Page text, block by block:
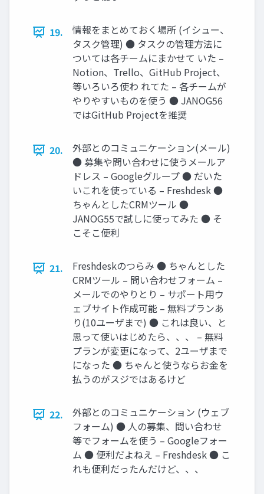
19.
情報をまとめておく場所 (イシュー、
タスク管理) ● タスクの管理方法に
ついては各チームにまかせて いた –
Notion、Trello、GitHub Project、
等いろいろ使わ れてた – 各チームが
やりやすいものを使う ● JANOG56
ではGitHub Projectを推奨
20.
外部とのコミュニケーション(メール)
● 募集や問い合わせに使うメールア
ドレス – Googleグループ ● だいた
いこれを使っている – Freshdesk ●
ちゃんとしたCRMツール ●
JANOG55で試しに使ってみた ● そ
こそこ便利
21.
Freshdeskのつらみ ● ちゃんとした
CRMツール – 問い合わせフォーム –
メールでのやりとり – サポート用ウ
ェブサイト作成可能 – 無料プランあ
り(10ユーザまで) ● これは良い、と
思って使いはじめたら、、、 – 無料
プランが変更になって、2ユーザまで
になった ● ちゃんと使うならお金を
払うのがスジではあるけど
22.
外部とのコミュニケーション (ウェブ
フォーム) ● 人の募集、問い合わせ
等でフォームを使う – Googleフォー
ム ● 便利だよねえ – Freshdesk ● こ
れも便利だったんだけど、、、